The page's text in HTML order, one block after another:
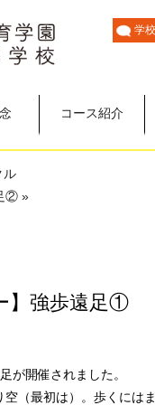
学
コース紹介
ル
② »
】強歩遠足①
が開催されました。
（最初は）。歩くには